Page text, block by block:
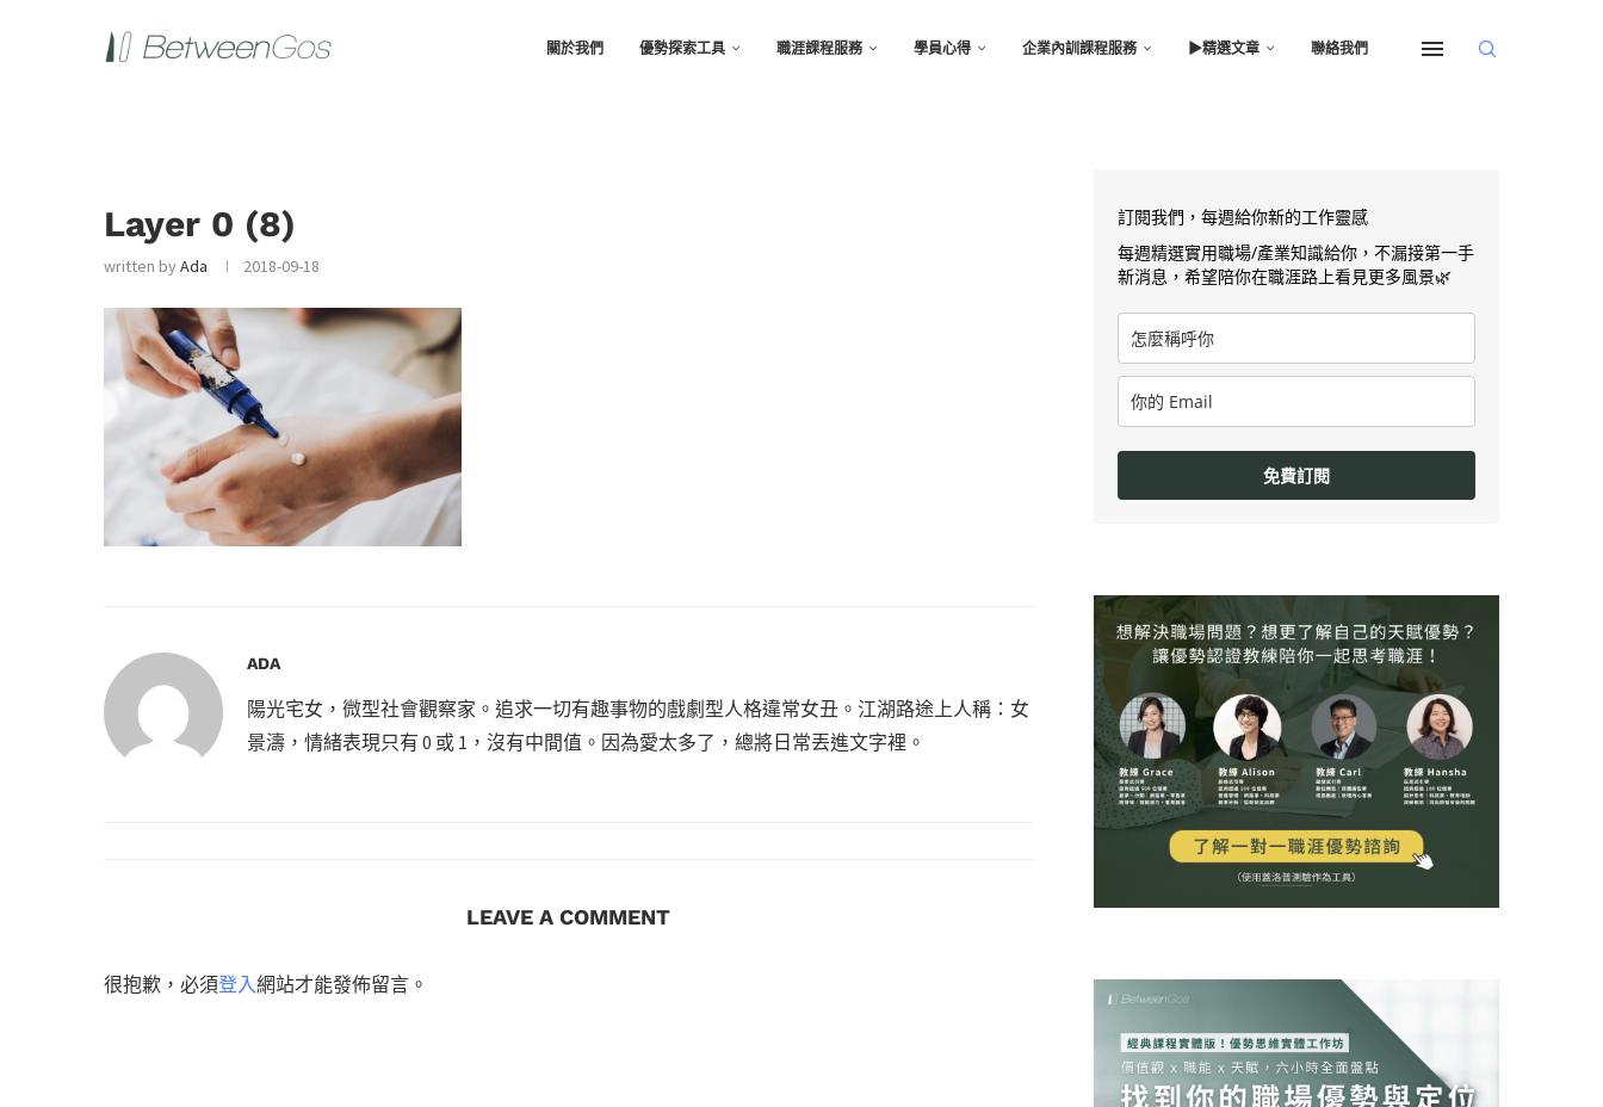
關於我們 優勢探索工具 職涯課程服務 學員心得 企業內訓課程服務 ▶︎精選文章 聯絡我們
Layer 0 (8)
written byAda 2018-09-18
ADA
陽光宅女，微型社會觀察家。追求一切有趣事物的戲劇型人格違常女丑。江湖路途上人稱：女
景濤，情緒表現只有 0 或 1，沒有中間值。因為愛太多了，總將日常丟進文字裡。
LEAVE A COMMENT
很抱歉，必須登入網站才能發佈留言。
訂閱我們，每週給你新的工作靈感
每週精選實用職場/產業知識給你，不漏接第一手
新消息，希望陪你在職涯路上看見更多風景🌿
免費訂閱